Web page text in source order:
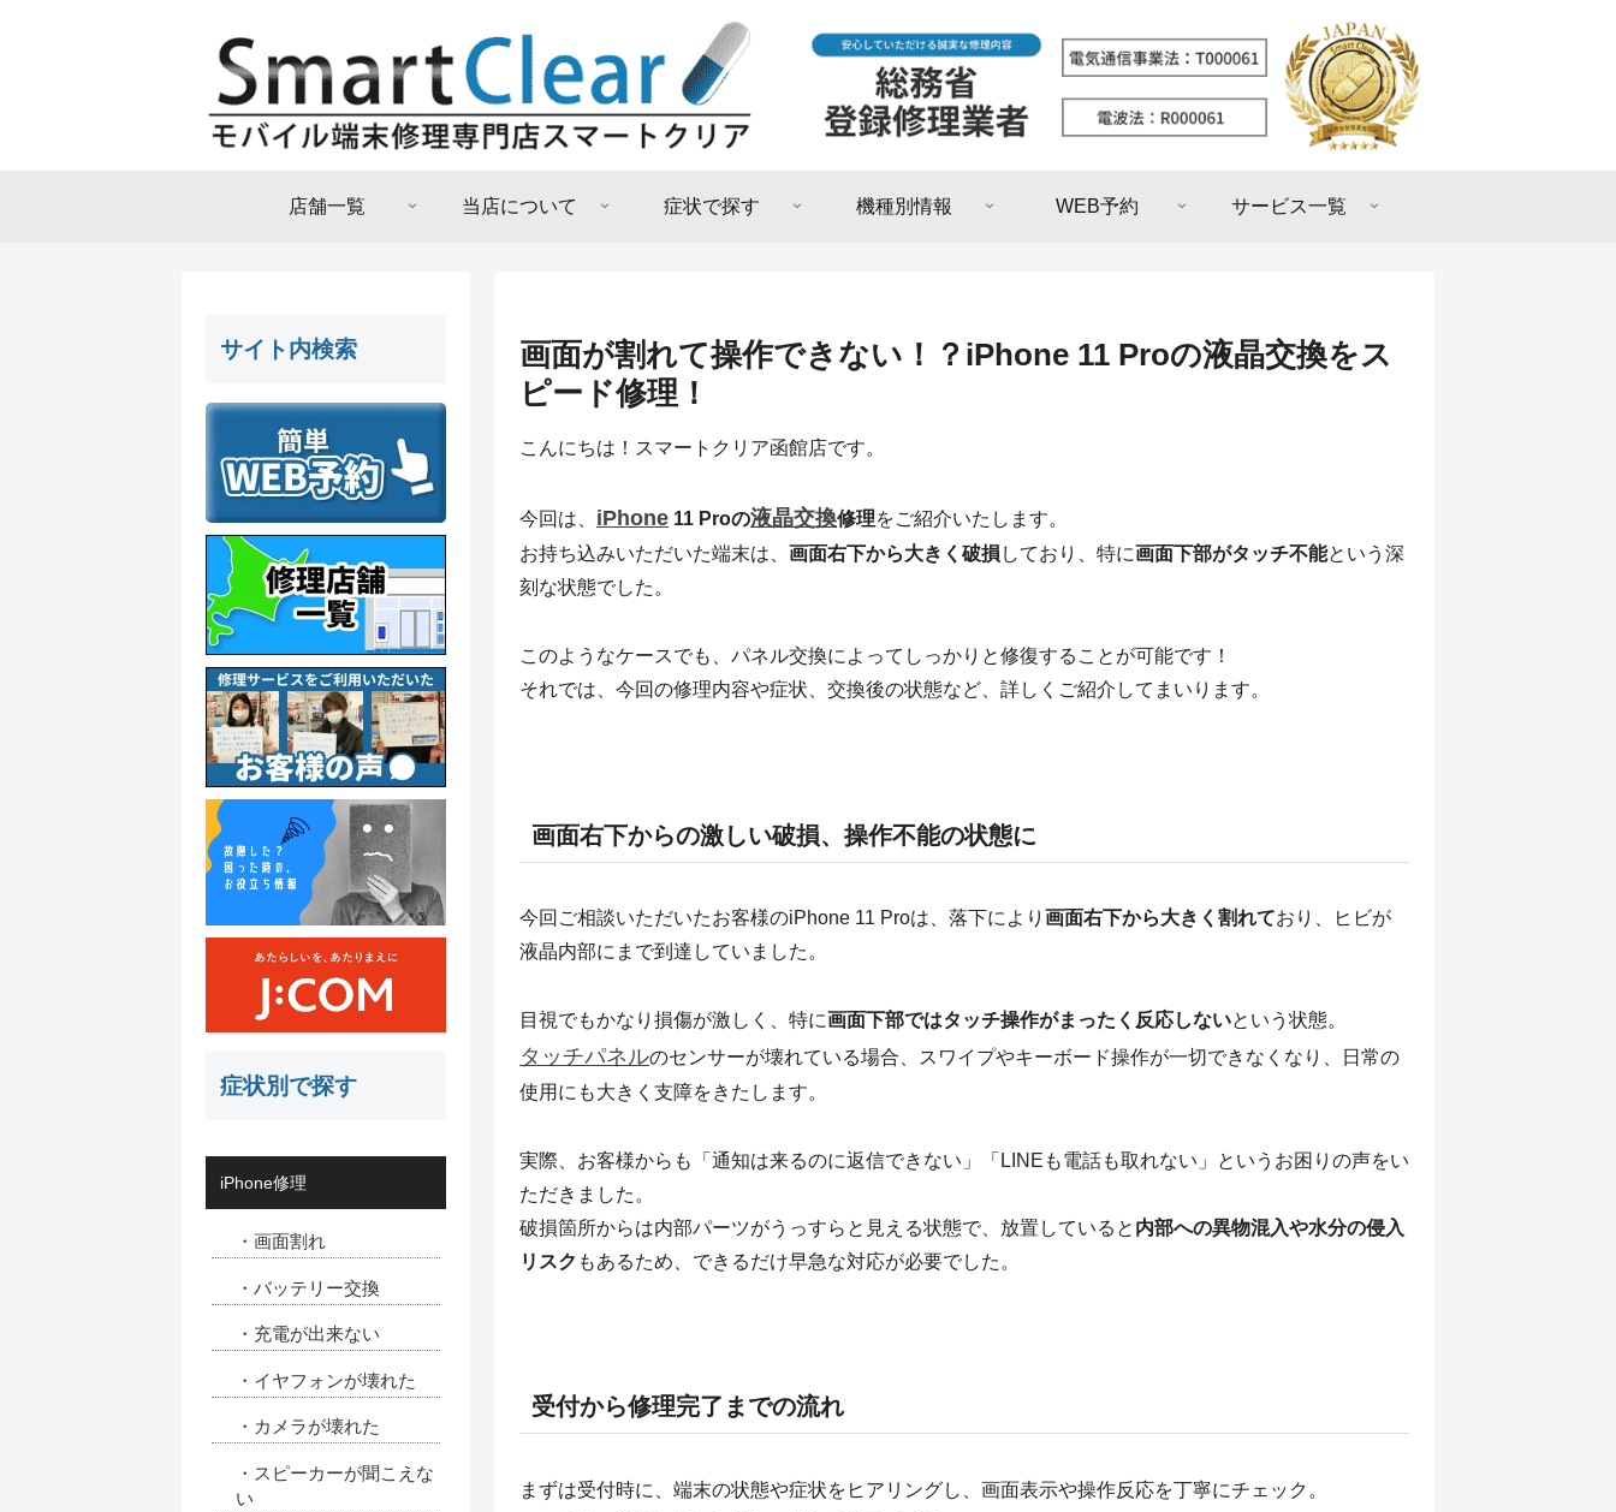
店舗一覧 当店について 症状で探す 機種別情報 WEB予約 サービス一覧
画面が割れて操作できない！？iPhone 11 Proの液晶交換をス
ピード修理！
こんにちは！スマートクリア函館店です。
今回は、 iPhone 11 Proの液晶交換修理をご紹介いたします。
お持ち込みいただいた端末は、 画面右下から大きく破損 しており、特に画面下部がタッチ不能という深
刻な状態でした。
このようなケースでも、パネル交換によってしっかりと修復することが可能です！
それでは、今回の修理内容や症状、交換後の状態など、詳しくご紹介してまいります。
画面右下からの激しい破損、操作不能の状態に
今回ご相談いただいたお客様のiPhone 11 Proは、落下により 画面右下から大きく割れており、ヒビが
液晶内部にまで到達していました。
目視でもかなり損傷が激しく、特に画面下部ではタッチ操作がまったく反応しないという状態。
タッチパネルのセンサーが壊れている場合、スワイプやキーボード操作が一切できなくなり、日常の
使用にも大きく支障をきたします。
実際、お客様からも「通知は来るのに返信できない」「LINEも電話も取れない」というお困りの声をい
ただきました。
破損箇所からは内部パーツがうっすらと見える状態で、放置していると 内部への異物混入や水分の侵入
リスク もあるため、できるだけ早急な対応が必要でした。
受付から修理完了までの流れ
まずは受付時に、端末の状態や症状をヒアリングし、画面表示や操作反応を丁寧にチェック。
サイト内検索
症状別で探す
iPhone修理
・画面割れ
・バッテリー交換
・充電が出来ない
・イヤフォンが壊れた
・カメラが壊れた
・スピーカーが聞こえな
い